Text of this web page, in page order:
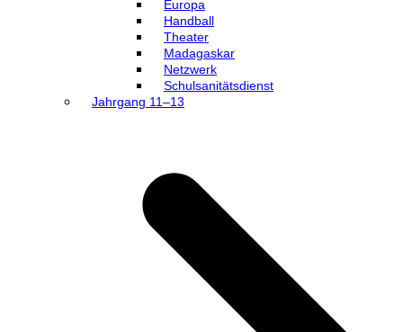
Europa
Handball
Theater
Madagaskar
Netzwerk
Schulsanitätsdienst
Jahrgang 11–13